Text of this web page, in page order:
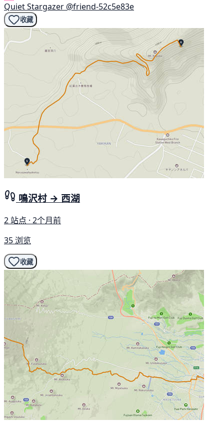
Quiet Stargazer @friend-52c5e83e
收藏
鳴沢村 → 西湖
2 站点 · 2个月前
35 浏览
收藏